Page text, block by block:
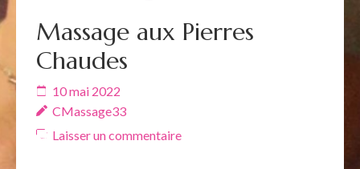
Massage aux Pierres
Chaudes
10 mai 2022
CMassage33
Laisser un commentaire